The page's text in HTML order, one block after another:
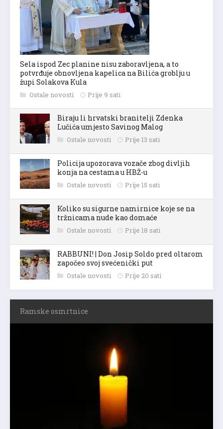
Sela ispod Zec planine nisu zaboravljena, a to
potvrđuje obnovljena kapelica na Bilića groblju u
župi Solakova Kula
Ostale novosti Prije 9 sati
Biraju li hrvatski branitelji Zdenka
Lučića umjesto Savinog Malog
Ostale novosti Prije 13 sati
Policija upozorava vozače zbog divljih
konja na cestama u HBŽ-u
Ostale novosti Prije 15 sati
Koliko su sigurne namirnice koje se na
tržnicama nude kao domaće
Ostale novosti Prije 18 sati
RABBUNI! | Don Josip Soldo pred oltarom
započeo svoj svećenički put
Ostale novosti Prije 20 sati
Ramske osmrtnice